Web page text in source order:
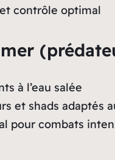
contrôle optimal
à l’eau salée
et shads adaptés
pour combats